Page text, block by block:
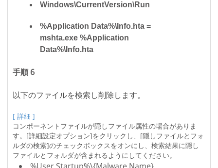
Windows\CurrentVersion\Run
%Application Data%\Info.hta =
mshta.exe %Application
Data%\Info.hta
手順 6
以下のファイルを検索し削除します。
[ 詳細 ]
コンポーネントファイルが隠しファイル属性の場合がありま
す。[詳細設定オプション]をクリックし、[隠しファイルとフォ
ルダの検索]のチェックボックスをオンにし、検索結果に隠し
ファイルとフォルダが含まれるようにしてください。